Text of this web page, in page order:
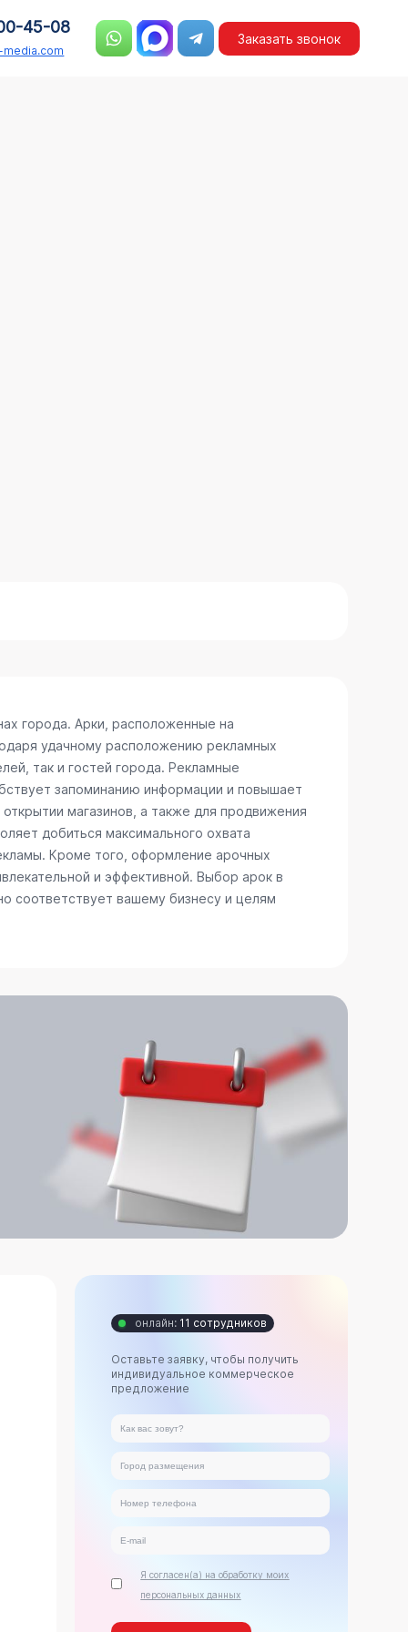
45-08
Заказать звонок
города. Арки, расположенные на
удачному расположению рекламных
так и гостей города. Рекламные
запоминанию информации и повышает
магазинов, а также для продвижения
добиться максимального охвата
Кроме того, оформление арочных
и эффективной. Выбор арок в
соответствует вашему бизнесу и целям
онлайн: 11 сотрудников
Оставьте заявку, чтобы получить
индивидуальное коммерческое
предложение
Я согласен(а) на обработку моих
персональных данных